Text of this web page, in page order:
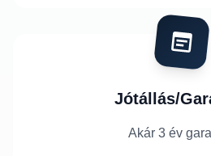
Jótállás/
Akár 3 év